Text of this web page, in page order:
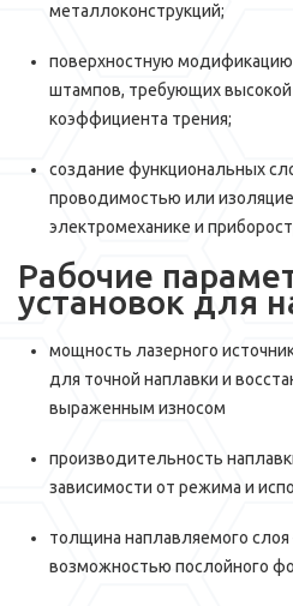
металлоконструкций;
поверхностную
штампов, требующих высокой
коэффициента трения;
создание функциональных
проводимостью или
электромеханике и
Рабочие
установок для
мощность лазерного
для точной наплавки и
выраженным износом
производительность
зависимости от режима и
толщина наплавляемого
возможностью послойного